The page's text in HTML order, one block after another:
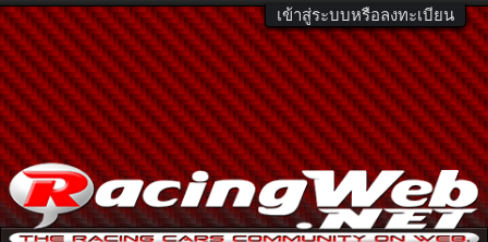
เข้าสู่ระบบหรือลงทะเบียน